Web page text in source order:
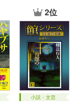
2位
小説・文芸